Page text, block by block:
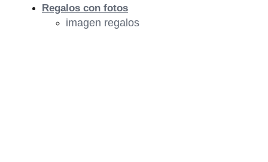
Regalos con fotos
imagen regalos